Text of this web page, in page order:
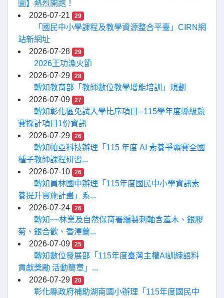
圖】熱烈開跑！
2026-07-21
29
「國民中小學課程及教學資源整合平臺」CIRN網
站新網址
2026-07-28
29
2026王功漁火節
2026-07-29
28
轉知教育部「教師數位教學增能培訓」規劃
2026-07-09
27
轉知彰化區免試入學比序項目─115學年度縣級競
賽採計項目1份資訊
2026-07-29
26
轉知帕亞科技辦理「115 年度 AI 素養爭霸賽全國
種子教師課程研習...
2026-07-10
26
轉知員林國中辦理「115年度國民中小學資訊素
養提升實施計畫」系...
2026-07-24
26
轉知~~林業及自然保育署編製刺軸含羞木、銀膠
菊、銀合歡、香澤蘭...
2026-07-09
25
轉知數位發展部「115年度臺灣主權AI訓練語料
貢獻獎勵 活動簡章」...
2026-07-29
20
彰化縣政府補助湖南國小辦理「115年度國民中